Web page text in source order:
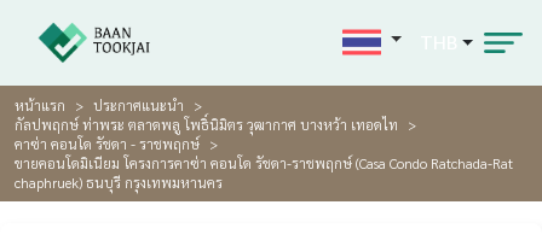
หน้าแรก
ประกาศแนะนำ
กัลปพฤกษ์ ท่าพระ ตลาดพลู โพธิ์นิมิตร วุฒากาศ บางหว้า เทอดไท
คาซ่า คอนโด รัชดา - ราชพฤกษ์
ขายคอนโดมิเนียม โครงการคาซ่า คอนโด รัชดา-ราชพฤกษ์ (Casa Condo Ratchada-Rat
chaphruek) ธนบุรี กรุงเทพมหานคร